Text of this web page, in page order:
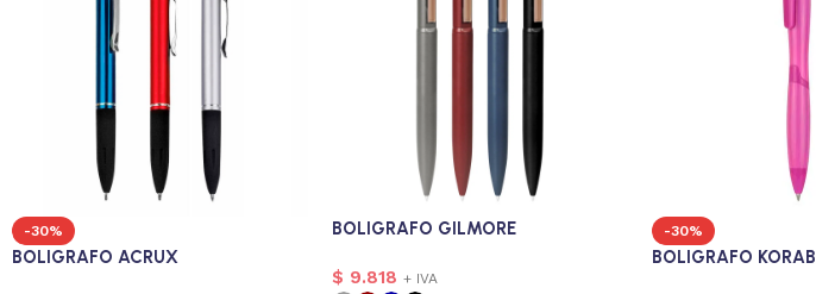
-30%
BOLIGRAFO ACRUX
BOLIGRAFO GILMORE
$ 9.818 + IVA
-30%
BOLIGRAFO KORAB